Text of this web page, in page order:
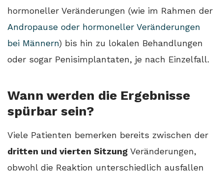
hormoneller Veränderungen (wie im Rahmen der
Andropause oder hormoneller Veränderungen
bei Männern) bis hin zu lokalen Behandlungen
oder sogar Penisimplantaten, je nach Einzelfall.
Wann werden die Ergebnisse
spürbar sein?
Viele Patienten bemerken bereits zwischen der
dritten und vierten Sitzung Veränderungen,
obwohl die Reaktion unterschiedlich ausfallen